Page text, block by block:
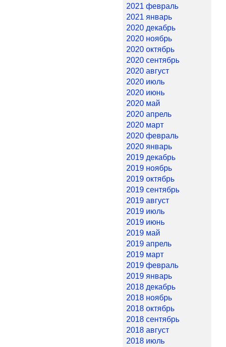
2021 февраль
2021 январь
2020 декабрь
2020 ноябрь
2020 октябрь
2020 сентябрь
2020 август
2020 июль
2020 июнь
2020 май
2020 апрель
2020 март
2020 февраль
2020 январь
2019 декабрь
2019 ноябрь
2019 октябрь
2019 сентябрь
2019 август
2019 июль
2019 июнь
2019 май
2019 апрель
2019 март
2019 февраль
2019 январь
2018 декабрь
2018 ноябрь
2018 октябрь
2018 сентябрь
2018 август
2018 июль